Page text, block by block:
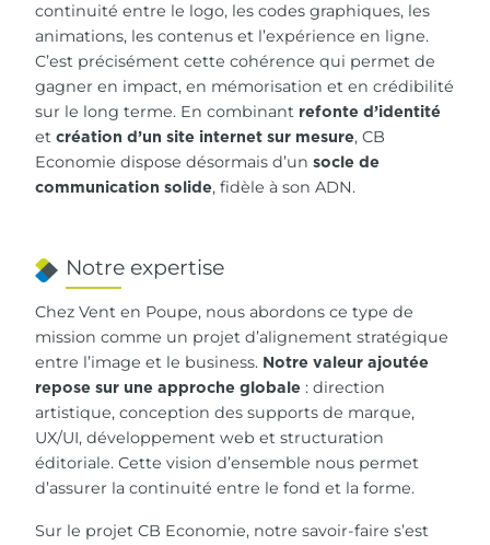
continuité entre le logo, les codes graphiques, les
animations, les contenus et l’expérience en ligne.
C’est précisément cette cohérence qui permet de
gagner en impact, en mémorisation et en crédibilité
sur le long terme. En combinant refonte d’identité
et création d’un site internet sur mesure, CB
Economie dispose désormais d’un socle de
communication solide, fidèle à son ADN.
Notre expertise
Chez Vent en Poupe, nous abordons ce type de
mission comme un projet d’alignement stratégique
entre l’image et le business. Notre valeur ajoutée
repose sur une approche globale : direction
artistique, conception des supports de marque,
UX/UI, développement web et structuration
éditoriale. Cette vision d’ensemble nous permet
d’assurer la continuité entre le fond et la forme.
Sur le projet CB Economie, notre savoir-faire s’est